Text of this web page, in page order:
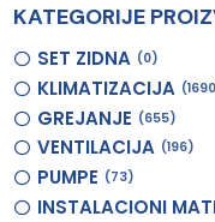
KATEGORIJE
SET ZIDNA 0
KLIMATIZACIJA
GREJANJE 655
VENTILACIJA 196
PUMPE 73
INSTALACIONI